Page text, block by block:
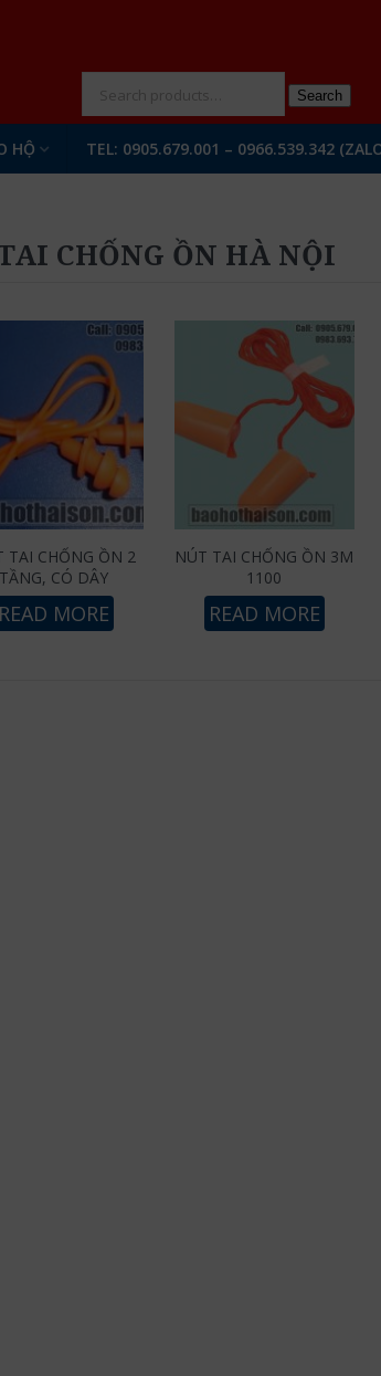
Search
HỘ TEL: 0905.679.001 – 0966.539.342
CHỐNG ỒN HÀ NỘI
TAI CHỐNG ỒN 2
TẦNG, CÓ DÂY
READ MORE
NÚT TAI CHỐNG ỒN 3M
1100
READ MORE